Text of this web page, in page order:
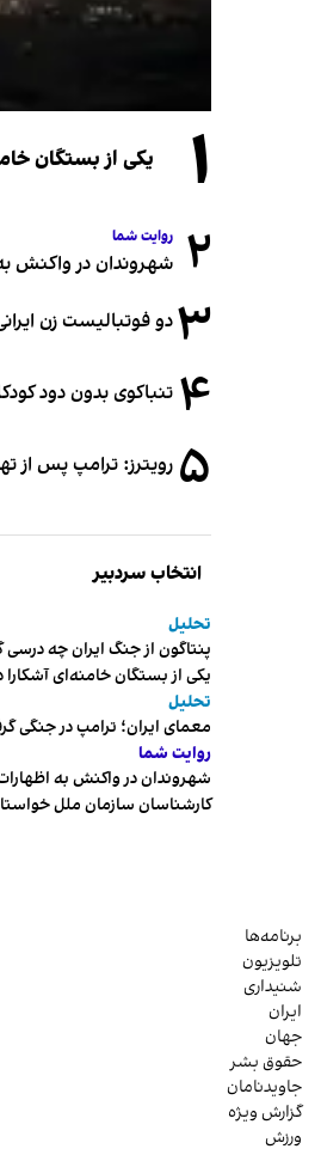
۱ یکی از بستگان
۲ روایت شما
شهروندان در واکنش به
۳دو فوتبالیست زن ایرانی ۵ ماه پس از پناهندگی، شهروند استرالیا
۴ تنباکوی بدون دود
۵ رویترز: ترامپ پس از
انتخاب سردبیر
تحلیل
پنتاگون از جنگ ایران چه
یکی از بستگان خامنه‌ای
تحلیل
معمای ایران؛ ترامپ در جنگی
روایت شما
شهروندان در واکنش به اظهارات
کارشناسان سازمان ملل
برنامه‌ها
تلویزیون
شنیداری
ایران
جهان
حقوق بشر
جاویدنامان
گزارش ویژه
ورزش